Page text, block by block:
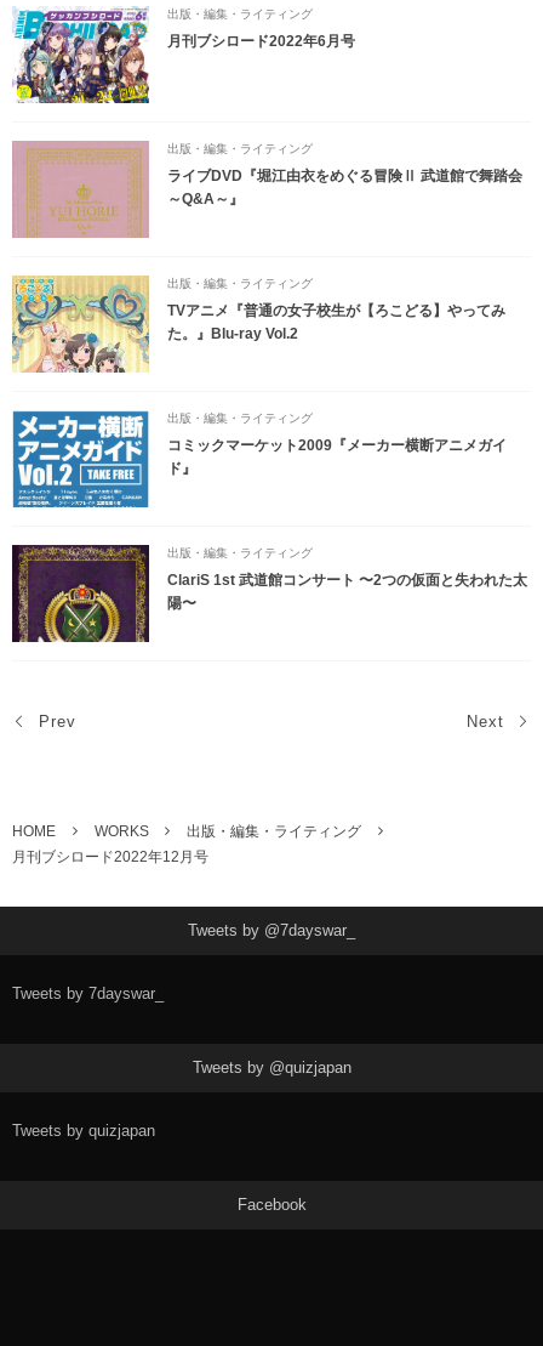
出版・編集・ライティング
月刊ブシロード2022年6月号
出版・編集・ライティング
ライブDVD『堀江由衣をめぐる冒険Ⅱ 武道館で舞踏会
～Q&A～』
出版・編集・ライティング
TVアニメ『普通の女子校生が【ろこどる】やってみ
た。』Blu-ray Vol.2
出版・編集・ライティング
コミックマーケット2009『メーカー横断アニメガイ
ド』
出版・編集・ライティング
ClariS 1st 武道館コンサート 〜2つの仮面と失われた太
陽〜
Prev Next
HOME WORKS
出版・編集・ライティング
月刊ブシロード2022年12月号
Tweets by @7dayswar_
Tweets by 7dayswar_
Tweets by @quizjapan
Tweets by quizjapan
Facebook